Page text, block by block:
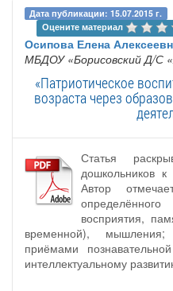
Дата публикации: 15.07.2015 г.
Оцените материал
Осипова Елена
МБДОУ «Борисовский Д/С
«Патриотическое
возраста через
Статья
дошкольников
Автор
восприятия,
временной),
приёмами
интеллектуальному